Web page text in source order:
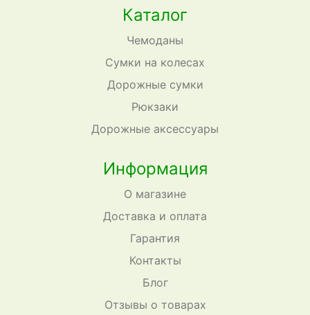
Каталог
Чемоданы
Сумки на колесах
Дорожные сумки
Рюкзаки
Дорожные аксессуары
Информация
О магазине
Доставка и оплата
Гарантия
Контакты
Блог
Отзывы о товарах